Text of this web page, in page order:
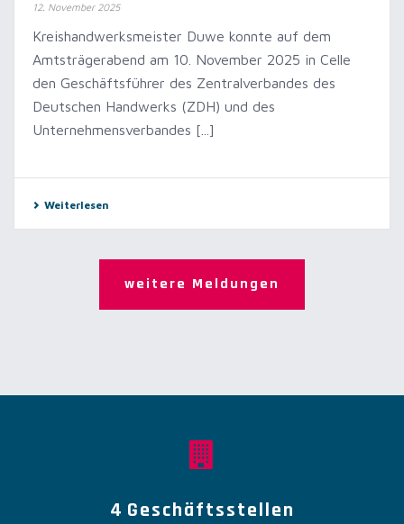
12. November 2025
Kreishandwerksmeister Duwe konnte auf dem
Amtsträgerabend am 10. November 2025 in Celle
den Geschäftsführer des Zentralverbandes des
Deutschen Handwerks (ZDH) und des
Unternehmensverbandes [...]
Weiterlesen
weitere Meldungen
4 Geschäftsstellen